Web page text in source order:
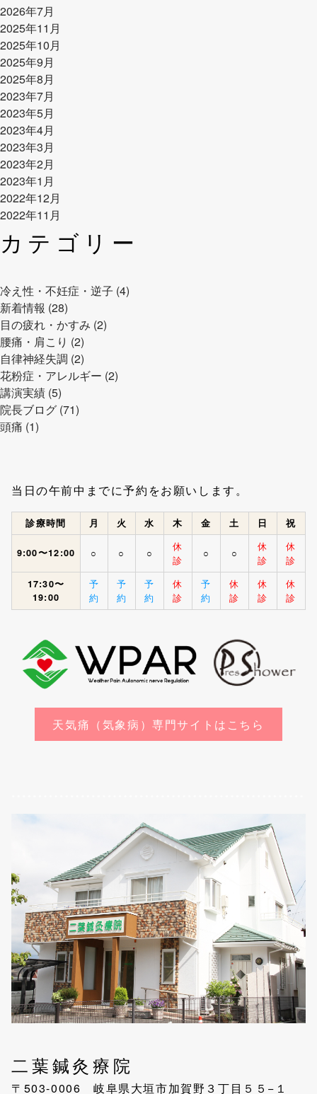
2026年7月
2025年11月
2025年10月
2025年9月
2025年8月
2023年7月
2023年5月
2023年4月
2023年3月
2023年2月
2023年1月
2022年12月
2022年11月
カテゴリー
冷え性・不妊症・逆子 (4)
新着情報 (28)
目の疲れ・かすみ (2)
腰痛・肩こり (2)
自律神経失調 (2)
花粉症・アレルギー (2)
講演実績 (5)
院長ブログ (71)
頭痛 (1)
当日の午前中までに予約をお願いします。
診療時間 月 火 水 木 金 土 日 祝
9:00〜12:00 ○ ○ ○
休
診
○ ○
休
診
休
診
17:30〜
19:00
予
約
予
約
予
約
休
診
予
約
休
診
休
診
休
診
天気痛（気象病）専門サイトはこちら
二葉鍼灸療院
〒503-0006 岐阜県大垣市加賀野３丁目５５−１